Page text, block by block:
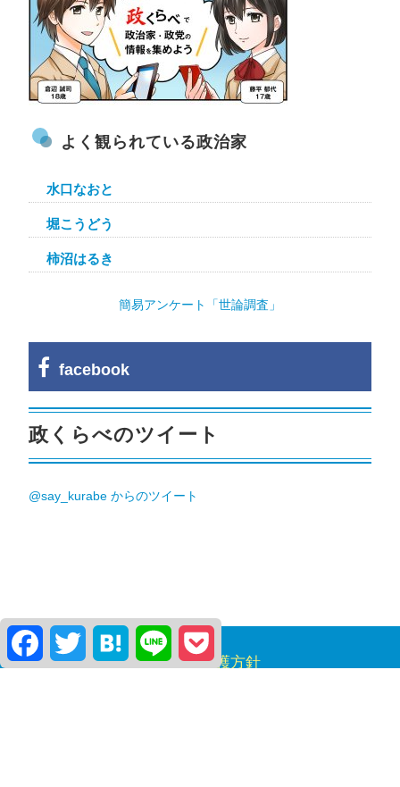
よく観られている政治家
水口なおと
堀こうどう
柿沼はるき
簡易アンケート「世論調査」
facebook
政くらべのツイート
@say_kurabe からのツイート
個人情報保護方針
FacebookTwitter Hatena Line